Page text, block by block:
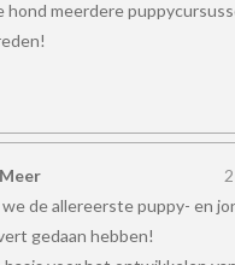
hond meerdere
we de allereerste puppy- en
gedaan hebben!